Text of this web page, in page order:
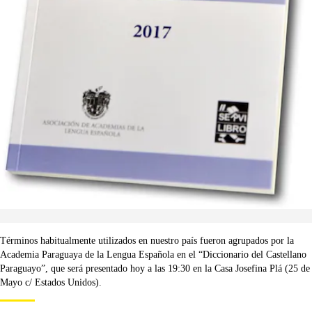
Términos habitualmente utilizados en nuestro país fueron agrupados por la
Academia Paraguaya de la Lengua Española en el “Diccionario del Castellano
Paraguayo”, que será presentado hoy a las 19:30 en la Casa Josefina Plá (25 de
Mayo c/ Estados Unidos).